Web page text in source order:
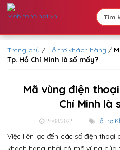
Trang chủ / Hỗ trợ khách hàng /
Tp. Hồ Chí Minh là số mấy?
Mã vùng điện
Chí Minh là
24/08/2022 Hỗ Trợ
Việc liên lạc đến các số điện thoại
khách hàng phải có mã vùng của